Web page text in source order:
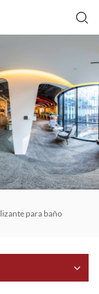
para baño